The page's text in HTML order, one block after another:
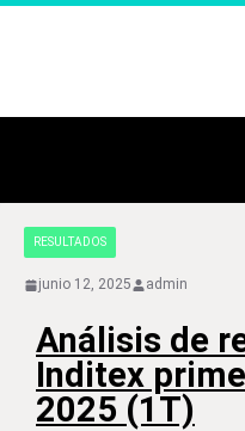
RESULTADOS
junio 12, 2025 admin
Análisis de
Inditex
2025 (1T)